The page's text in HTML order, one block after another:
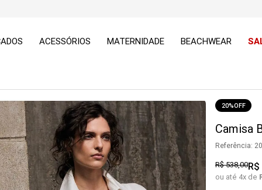
ACESSÓRIOS MATERNIDADE BEACHWEAR
20%OFF
Camisa
Referência:
R$538,00R$
ou até 4x de